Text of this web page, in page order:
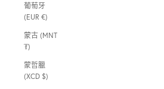
葡萄牙
(EUR €)
蒙古 (MNT
₮)
蒙哲臘
(XCD $)